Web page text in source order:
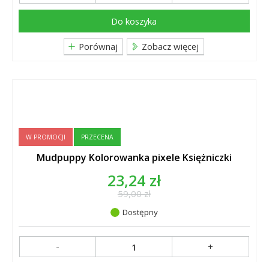
Do koszyka
Porównaj Zobacz więcej
W PROMOCJI PRZECENA
Mudpuppy Kolorowanka pixele Księżniczki
23,24 zł
59,00 zł
Dostępny
- +